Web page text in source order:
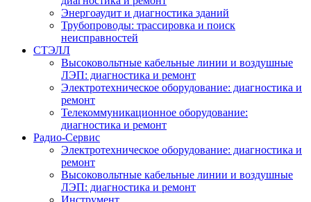
Энергоаудит и диагностика зданий
Трубопроводы: трассировка и поиск
неисправностей
СТЭЛЛ
Высоковольтные кабельные линии и воздушные
ЛЭП: диагностика и ремонт
Электротехническое оборудование: диагностика и
ремонт
Телекоммуникационное оборудование:
диагностика и ремонт
Радио-Cервис
Электротехническое оборудование: диагностика и
ремонт
Высоковольтные кабельные линии и воздушные
ЛЭП: диагностика и ремонт
Инструмент